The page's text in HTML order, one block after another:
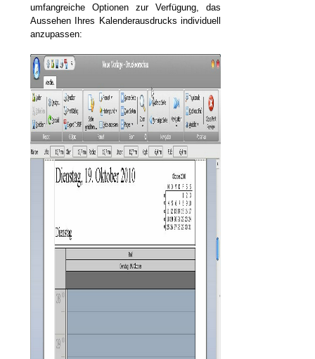
umfangreiche Optionen zur Verfügung, das
Aussehen Ihres Kalenderausdrucks individuell
anzupassen: